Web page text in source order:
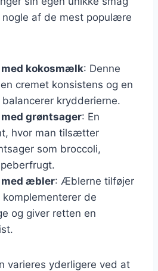
nogle af de mest populære
kokosmælk: Denne
cremet konsistens og en
krydderierne.
grøntsager: En
hvor man tilsætter
som broccoli,
med æbler: Æblerne tilføjer
de
og giver retten en
varieres yderligere ved at